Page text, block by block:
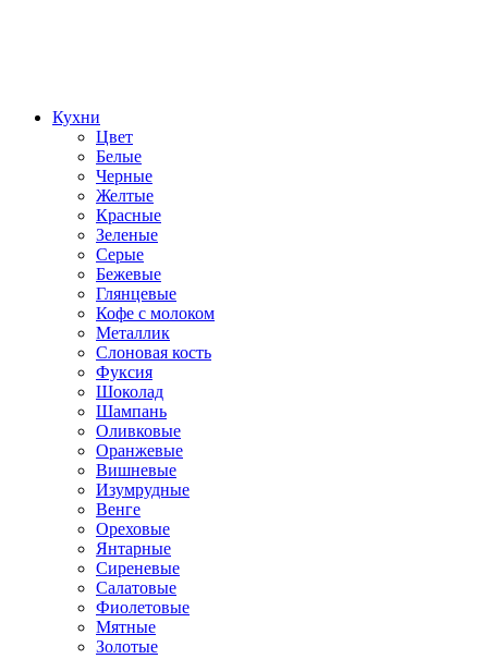
Кухни
Цвет
Белые
Черные
Желтые
Красные
Зеленые
Серые
Бежевые
Глянцевые
Кофе с молоком
Металлик
Слоновая кость
Фуксия
Шоколад
Шампань
Оливковые
Оранжевые
Вишневые
Изумрудные
Венге
Ореховые
Янтарные
Сиреневые
Салатовые
Фиолетовые
Мятные
Золотые